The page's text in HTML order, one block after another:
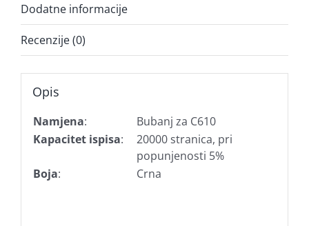
Dodatne informacije
Recenzije (0)
Opis
Namjena:
Bubanj za C610
Kapacitet ispisa:
20000 stranica, pri
popunjenosti 5%
Boja: Crna